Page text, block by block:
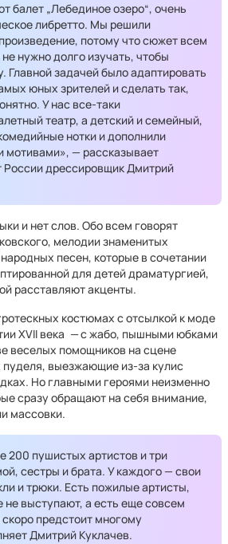
балет „Лебединое озеро“, очень
либретто. Мы решили
потому что сюжет всем
нужно долго изучать, чтобы
Главной задачей было адаптировать
юных зрителей и сделать так,
У нас все-таки
театр, а детский и семейный,
нотки и дополнили
мотивами», — рассказывает
России дрессировщик Дмитрий
и нет слов. Обо всем говорят
мелодии знаменитых
песен, которые в сочетании
для детей драматургией,
расставляют акценты.
костюмах с отсылкой к моде
XVII века —с жабо, пышными юбками
веселых помощников на сцене
выезжающие из-за кулис
Но главными героями неизменно
сразу обращают на себя внимание,
массовки.
200 пушистых артистов и три
сестры и брата. У каждого — свои
и трюки. Есть пожилые артисты,
не выступают, а есть еще совсем
предстоит многому
Дмитрий Куклачев.